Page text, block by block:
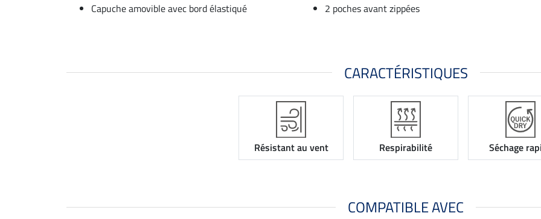
Capuche amovible avec bord élastiqué
2 poches avant zippées
CARACTÉRISTIQUES
Résistant au vent Respirabilité Séchage
COMPATIBLE AVEC